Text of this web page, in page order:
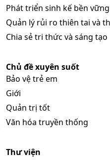
Phát triển sinh kế bền vững
Quản lý rủi ro thiên tai và
Chia sẻ tri thức và sáng tạo
Chủ đề xuyên suốt
Bảo vệ trẻ em
Giới
Quản trị tốt
Văn hóa truyền thống
Thư viện